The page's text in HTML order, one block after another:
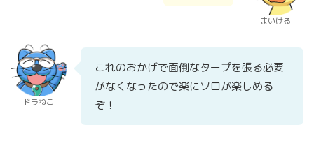
まいける
ドラねこ
これのおかげで面倒なタープを張る必要
がなくなったので楽にソロが楽しめる
ぞ！